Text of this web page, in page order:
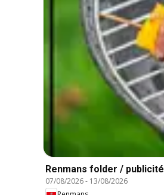
Renmans folder / publicité
07/08/2026- 13/08/2026